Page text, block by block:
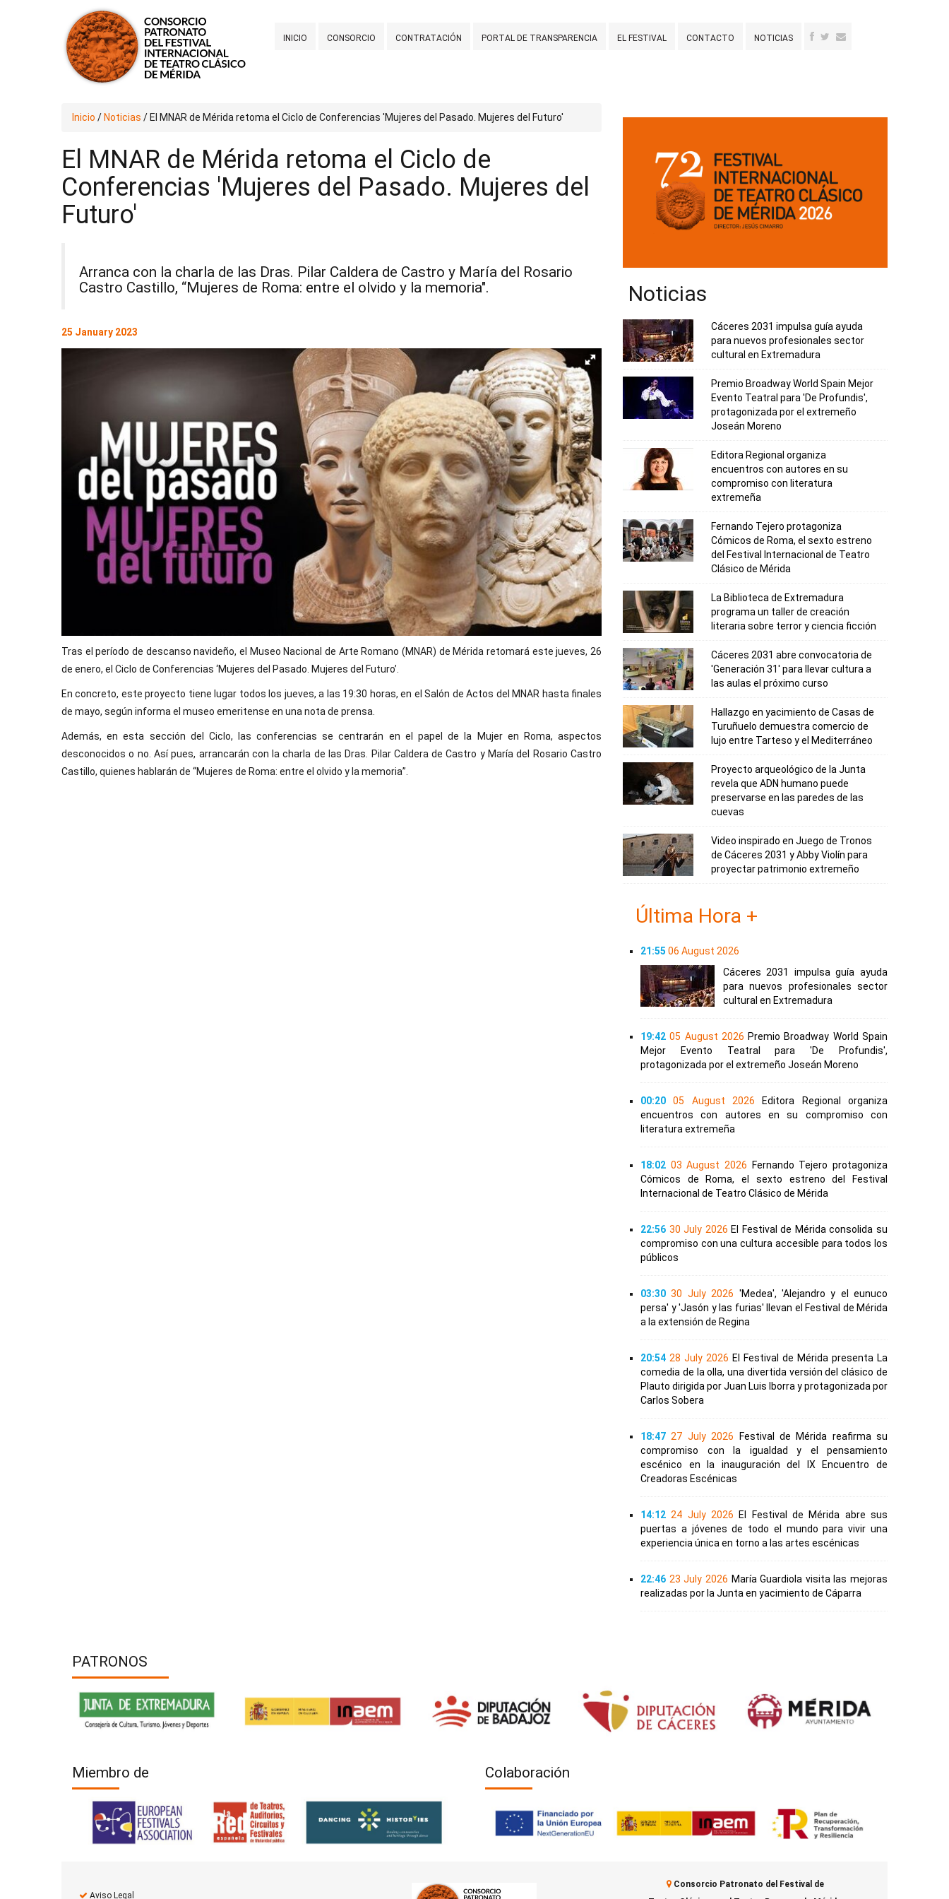
INICIO CONSORCIO CONTRATACIÓN PORTAL DE TRANSPARENCIA EL FESTIVAL CONTACTO NOTICIAS
Inicio / Noticias / El MNAR de Mérida retoma el Ciclo de Conferencias 'Mujeres del Pasado. Mujeres del Futuro'
El MNAR de Mérida retoma el Ciclo de
Conferencias 'Mujeres del Pasado. Mujeres del
Futuro'
Arranca con la charla de las Dras. Pilar Caldera de Castro y María del Rosario
Castro Castillo, “Mujeres de Roma: entre el olvido y la memoria".
25 January 2023
Tras el período de descanso navideño, el Museo Nacional de Arte Romano (MNAR) de Mérida retomará este jueves, 26
de enero, el Ciclo de Conferencias ‘Mujeres del Pasado. Mujeres del Futuro’.
En concreto, este proyecto tiene lugar todos los jueves, a las 19:30 horas, en el Salón de Actos del MNAR hasta finales
de mayo, según informa el museo emeritense en una nota de prensa.
Además, en esta sección del Ciclo, las conferencias se centrarán en el papel de la Mujer en Roma, aspectos
desconocidos o no. Así pues, arrancarán con la charla de las Dras. Pilar Caldera de Castro y María del Rosario Castro
Castillo, quienes hablarán de “Mujeres de Roma: entre el olvido y la memoria”.
Noticias
Cáceres 2031 impulsa guía ayuda
para nuevos profesionales sector
cultural en Extremadura
Premio Broadway World Spain Mejor
Evento Teatral para 'De Profundis',
protagonizada por el extremeño
Joseán Moreno
Editora Regional organiza
encuentros con autores en su
compromiso con literatura
extremeña
Fernando Tejero protagoniza
Cómicos de Roma, el sexto estreno
del Festival Internacional de Teatro
Clásico de Mérida
La Biblioteca de Extremadura
programa un taller de creación
literaria sobre terror y ciencia ficción
Cáceres 2031 abre convocatoria de
'Generación 31' para llevar cultura a
las aulas el próximo curso
Hallazgo en yacimiento de Casas de
Turuñuelo demuestra comercio de
lujo entre Tarteso y el Mediterráneo
Proyecto arqueológico de la Junta
revela que ADN humano puede
preservarse en las paredes de las
cuevas
Video inspirado en Juego de Tronos
de Cáceres 2031 y Abby Violín para
proyectar patrimonio extremeño
Última Hora +
21:55 06 August 2026
Cáceres 2031 impulsa guía ayuda
para nuevos profesionales sector
cultural en Extremadura
19:42 05 August 2026 Premio Broadway World Spain
Mejor Evento Teatral para 'De Profundis',
protagonizada por el extremeño Joseán Moreno
00:20 05 August 2026
Editora Regional organiza
encuentros con autores en su compromiso con
literatura extremeña
18:02 03 August 2026
Fernando Tejero protagoniza
Cómicos de Roma, el sexto estreno del Festival
Internacional de Teatro Clásico de Mérida
22:56 30 July 2026 El Festival de Mérida consolida su
compromiso con una cultura accesible para todos los
públicos
03:30 30 July 2026 'Medea', 'Alejandro y el eunuco
persa' y 'Jasón y las furias' llevan el Festival de Mérida
a la extensión de Regina
20:54 28 July 2026 El Festival de Mérida presenta La
comedia de la olla, una divertida versión del clásico de
Plauto dirigida por Juan Luis Iborra y protagonizada por
Carlos Sobera
18:47 27 July 2026
Festival de Mérida reafirma su
compromiso con la igualdad y el pensamiento
escénico en la inauguración del IX Encuentro de
Creadoras Escénicas
14:12 24 July 2026
El Festival de Mérida abre sus
puertas a jóvenes de todo el mundo para vivir una
experiencia única en torno a las artes escénicas
22:46 23 July 2026 María Guardiola visita las mejoras
realizadas por la Junta en yacimiento de Cáparra
PATRONOS
Miembro de Colaboración
Aviso Legal
Consorcio Patronato del Festival de